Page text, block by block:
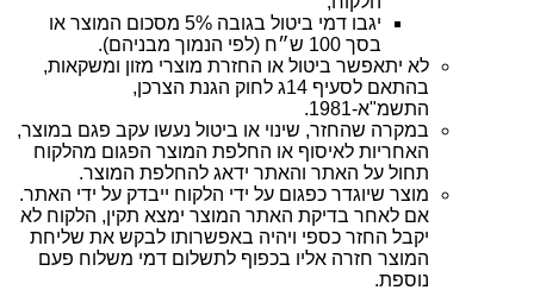
יגבו דמי ביטול בגובה 5% מסכום המוצר או
בסך 100 ש״ח (לפי הנמוך מבניהם).
לא יתאפשר ביטול או החזרת מוצרי מזון ומשקאות,
בהתאם לסעיף 14ג לחוק הגנת הצרכן,
התשמ"א-1981.
במקרה שהחזר, שינוי או ביטול נעשו עקב פגם במוצר,
האחריות לאיסוף או החלפת המוצר הפגום מהלקוח
תחול על האתר והאתר ידאג להחלפת המוצר.
מוצר שיוגדר כפגום על ידי הלקוח ייבדק על ידי האתר.
אם לאחר בדיקת האתר המוצר ימצא תקין, הלקוח לא
יקבל החזר כספי ויהיה באפשרותו לבקש את שליחת
המוצר חזרה אליו בכפוף לתשלום דמי משלוח פעם
נוספת.